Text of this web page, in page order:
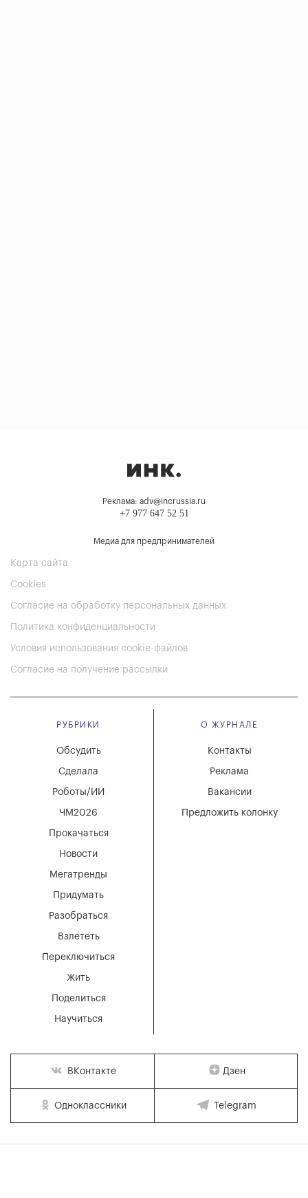
Реклама: adv@incrussia.ru
+7 977 647 52 51
Медиа для предпринимателей
Карта сайта
Cookies
Согласие на обработку персональных данных
Политика конфиденциальности
Условия использования cookie-файлов
Согласие на получение рассылки
РУБРИКИ
Мегатренды
Придумать
Разобраться
Взлететь
Новости
Переключиться
Жить
Поделиться
Научиться
Обсудить
Сделала
Роботы/ИИ
ЧМ2026
Прокачаться
О ЖУРНАЛЕ
Вакансии
Реклама
Контакты
Предложить колонку
ВКонтакте Дзен
Одноклассники Telegram